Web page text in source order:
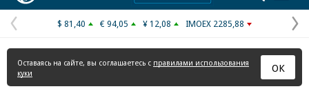
Предыдущая
страница
$ 81,40 € 94,05 ¥ 12,08 IMOEX 2285,88
Оставаясь на сайте, вы соглашаетесь с правилами использования
куки
ОК